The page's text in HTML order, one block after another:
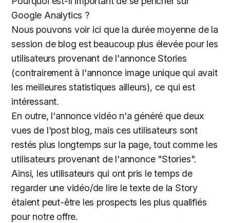
Google Analytics ?
Nous pouvons voir ici que la durée moyenne de la
session de blog est beaucoup plus élevée pour les
utilisateurs provenant de l'annonce Stories
(contrairement à l'annonce image unique qui avait
les meilleures statistiques ailleurs), ce qui est
intéressant.
En outre, l'annonce vidéo n'a généré que deux
vues de l'post blog, mais ces utilisateurs sont
restés plus longtemps sur la page, tout comme les
utilisateurs provenant de l'annonce "Stories".
Ainsi, les utilisateurs qui ont pris le temps de
regarder une vidéo/de lire le texte de la Story
étaient peut-être les prospects les plus qualifiés
pour notre offre.